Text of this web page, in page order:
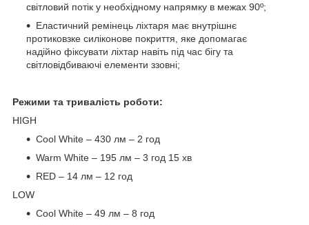
світловий потік у необхідному напрямку в межах 90º;
Еластичний ремінець ліхтаря має внутрішнє
протиковзке силіконове покриття, яке допомагає
надійно фіксувати ліхтар навіть під час бігу та
світловідбиваючі елементи ззовні;
Режими та тривалість роботи:
HIGH
Cool White – 430 лм – 2 год
Warm White – 195 лм – 3 год 15 хв
RED – 14 лм – 12 год
LOW
Cool White – 49 лм – 8 год